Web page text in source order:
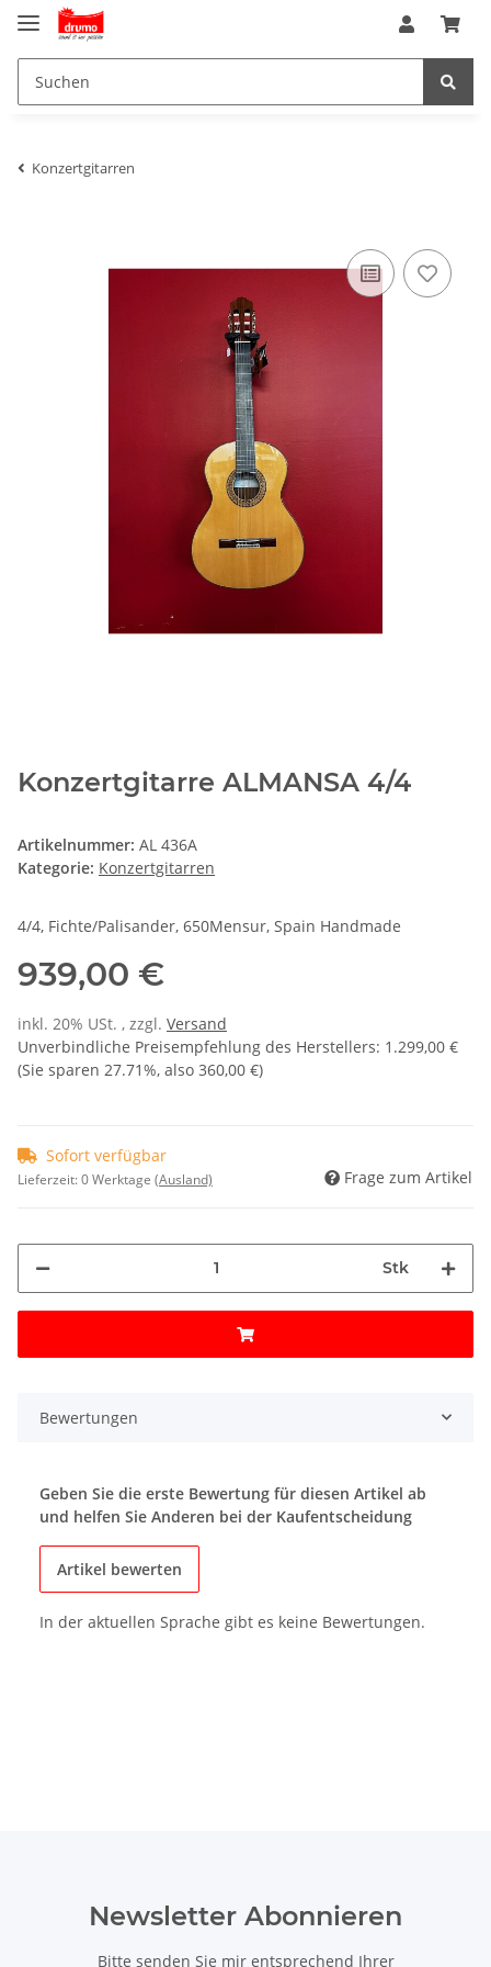
Konzertgitarren
Konzertgitarre ALMANSA 4/4
Artikelnummer: AL 436A
Kategorie: Konzertgitarren
4/4, Fichte/Palisander, 650Mensur, Spain Handmade
939,00 €
inkl. 20% USt. , zzgl. Versand
Unverbindliche Preisempfehlung des Herstellers: 1.299,00 €
(Sie sparen 27.71%, also 360,00 €)
Sofort verfügbar
Lieferzeit:0 Werktage (Ausland) Frage zum Artikel
Stk
Bewertungen
Geben Sie die erste Bewertung für diesen Artikel ab
und helfen Sie Anderen bei der Kaufentscheidung
Artikel bewerten
In der aktuellen Sprache gibt es keine Bewertungen.
Newsletter Abonnieren
Bitte senden Sie mir entsprechend Ihrer